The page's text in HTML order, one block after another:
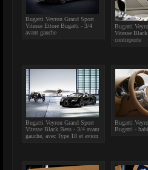
Bugatti Veyron Grand Sport
Vitesse Ettore Bugatti - 3/4
avant gauche
Bugatti
Vitesse
contreporte
Bugatti Veyron Grand Sport
Vitesse Black Bess - 3/4 avant
gauche, avec Type 18 et avion
Bugatti
Bugatti -